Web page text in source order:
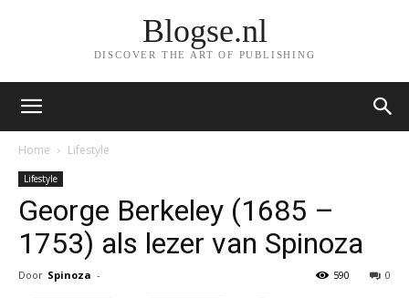
Blogse.nl
DISCOVER THE ART OF PUBLISHING
Home Lifestyle
Lifestyle
George Berkeley (1685 –
1753) als lezer van Spinoza
Door Spinoza - 0
590